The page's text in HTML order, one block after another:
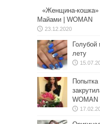
«Женщина-
Майами | WOMAN
23.12.2020
лету
WOMAN